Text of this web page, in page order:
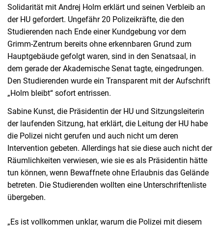
Solidarität mit Andrej Holm erklärt und seinen Verbleib an
der HU gefordert. Ungefähr 20 Polizeikräfte, die den
Studierenden nach Ende einer Kundgebung vor dem
Grimm-Zentrum bereits ohne erkennbaren Grund zum
Hauptgebäude gefolgt waren, sind in den Senatsaal, in
dem gerade der Akademische Senat tagte, eingedrungen.
Den Studierenden wurde ein Transparent mit der Aufschrift
„Holm bleibt“ sofort entrissen.
Sabine Kunst, die Präsidentin der HU und Sitzungsleiterin
der laufenden Sitzung, hat erklärt, die Leitung der HU habe
die Polizei nicht gerufen und auch nicht um deren
Intervention gebeten. Allerdings hat sie diese auch nicht der
Räumlichkeiten verwiesen, wie sie es als Präsidentin hätte
tun können, wenn Bewaffnete ohne Erlaubnis das Gelände
betreten. Die Studierenden wollten eine Unterschriftenliste
übergeben.
„Es ist vollkommen unklar, warum die Polizei mit diesem